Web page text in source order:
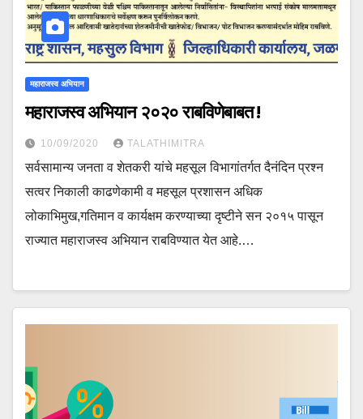
महाराजस्व अभियान
महाराजस्व अभियान २०२० राबविणेबाबत !
10/09/2020 TALATHIMITRA
सर्वसामान्य जनता व शेतकरी यांचे महसूल विभागांतर्गत दैनंदिन प्रश्न
सत्वर निकाली काढणेकामी व महसूल प्रशासन अधिक
लोकाभिमुख,गतिमान व कार्यक्षम करण्याच्या दृष्टीने सन २०१५ पासून
राज्यात महाराजस्व अभियान राबविण्यात येत आहे.…